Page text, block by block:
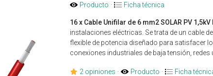
Producto · Ficha técnica
16 x Cable Unifilar de 6 mm2 SOLAR PV 1,5kV
instalaciones eléctricas. Se trata de un cable
flexible de potencia diseñado para satisfacer
conexiones industriales de baja tensión,
2 opiniones · Producto · Ficha